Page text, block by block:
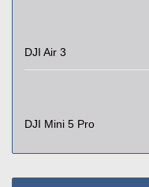
DJI Air 3
DJI Mini 5 Pro